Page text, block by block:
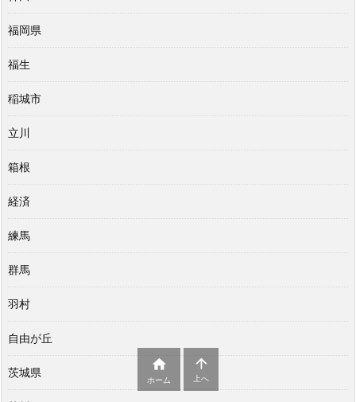
福岡県
福生
稲城市
立川
箱根
経済
練馬
群馬
羽村
自由が丘
茨城県 
ホーム

上へ